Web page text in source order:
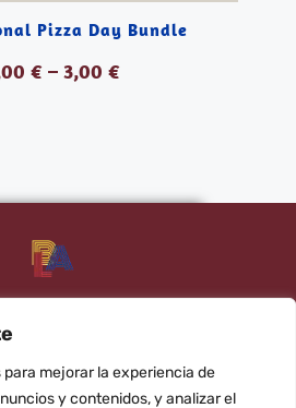
mejorar la experiencia de
y contenidos, y analizar el
Pizza Day Bundle
€– 3,00 €